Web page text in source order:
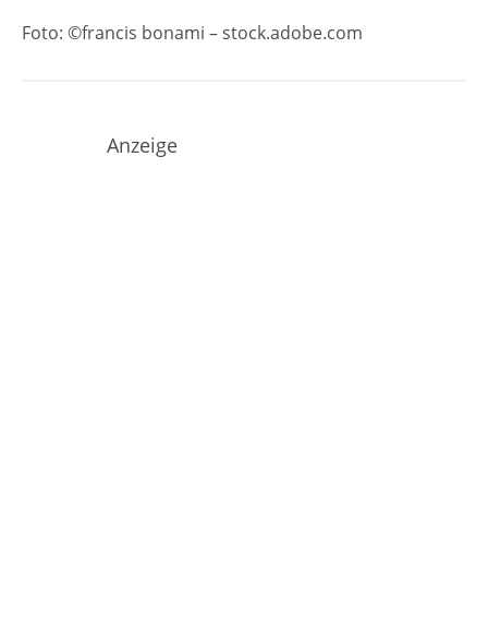
usedom.de Anzeige
Foto: ©francis bonami – stock.adobe.com
Anzeige